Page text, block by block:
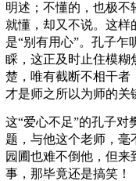
明述；不懂的，也极不
就懂，却又不说。这
是“别有用心”。孔子乍
睬，这正及时止住模糊
楚，唯有截断不相干者
才是师之所以为师的关
这“爱心不足”的孔子对
题，与他这个老师，毫
园圃也难不倒他，但来
事，那毕竟还是搞笑！